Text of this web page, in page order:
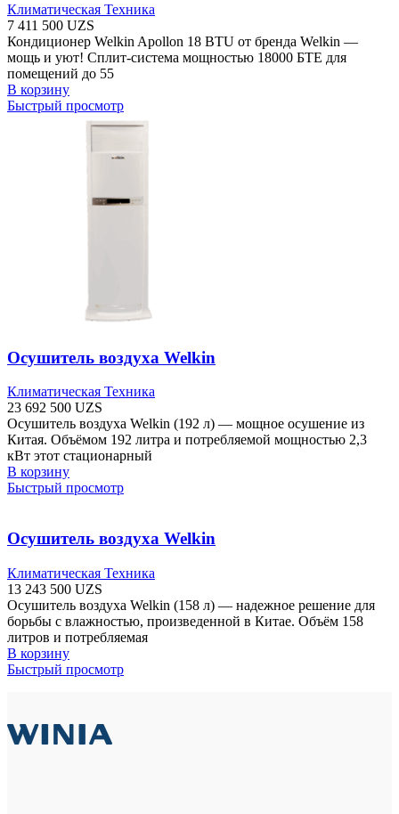
Климатическая Техника
7 411 500 UZS
Кондиционер Welkin Apollon 18 BTU от бренда Welkin —
мощь и уют! Сплит-система мощностью 18000 БТЕ для
помещений до 55
В корзину
Быстрый просмотр
Осушитель воздуха Welkin
Климатическая Техника
23 692 500 UZS
Осушитель воздуха Welkin (192 л) — мощное осушение из
Китая. Объёмом 192 литра и потребляемой мощностью 2,3
кВт этот стационарный
В корзину
Быстрый просмотр
Осушитель воздуха Welkin
Климатическая Техника
13 243 500 UZS
Осушитель воздуха Welkin (158 л) — надежное решение для
борьбы с влажностью, произведенной в Китае. Объём 158
литров и потребляемая
В корзину
Быстрый просмотр